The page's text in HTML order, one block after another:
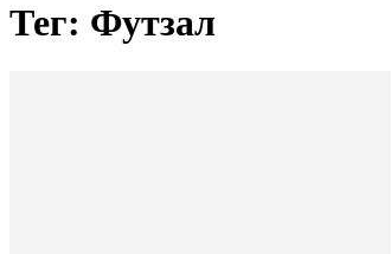
Тег: Футзал